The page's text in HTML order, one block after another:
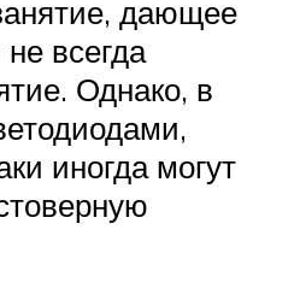
дающее
всегда
Однако, в
иногда могут